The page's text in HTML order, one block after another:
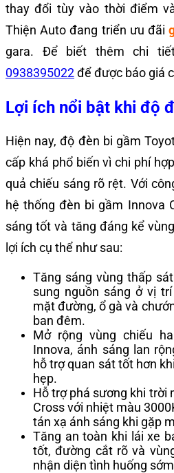
thay đổi tùy vào thời điểm
Thiện Auto đang triển ưu đãi
gara. Để biết thêm chi
0938395022để được báo giá
Lợi ích nổi bật khi độ
Hiện nay, độ đèn bi gầm
cấp khá phổ biến vì chi phí
quả chiếu sáng rõ rệt. Với
hệ thống đèn bi gầm Innova
sáng tốt và tăng đáng kể
lợi ích cụ thể như sau:
Tăng sáng vùng thấp
sung nguồn sáng ở vị
mặt đường, ổ gà và
ban đêm.
Mở rộng vùng chiếu
Innova, ánh sáng lan
hỗ trợ quan sát tốt hơn
hẹp.
Hỗ trợ phá sương khi trời
Cross với nhiệt màu
tán xạ ánh sáng khi gặp
Tăng an toàn khi lái xe
tốt, đường cắt rõ và
nhận diện tình huống